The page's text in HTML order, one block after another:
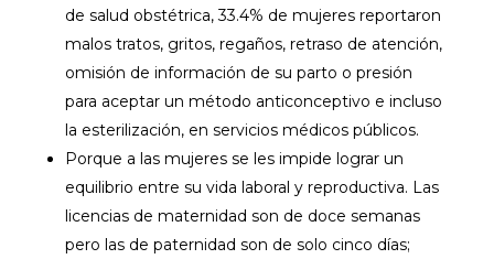
de salud obstétrica, 33.4% de mujeres reportaron
malos tratos, gritos, regaños, retraso de atención,
omisión de información de su parto o presión
para aceptar un método anticonceptivo e incluso
la esterilización, en servicios médicos públicos.
Porque a las mujeres se les impide lograr un
equilibrio entre su vida laboral y reproductiva. Las
licencias de maternidad son de doce semanas
pero las de paternidad son de solo cinco días;